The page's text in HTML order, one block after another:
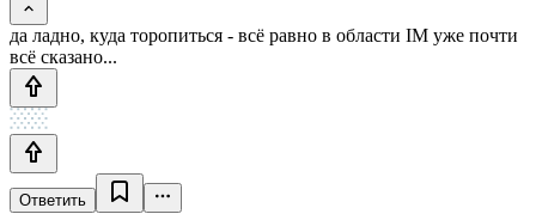
да ладно, куда торопиться - всё равно в области IM уже почти
всё сказано...
Ответить